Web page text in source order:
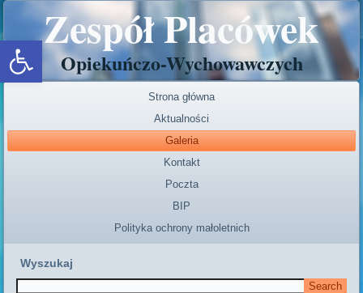
Open toolbarZespół Placówek
Opiekuńczo-Wychowawczych
Strona główna
Aktualności
Galeria
Kontakt
Poczta
BIP
Polityka ochrony małoletnich
Wyszukaj